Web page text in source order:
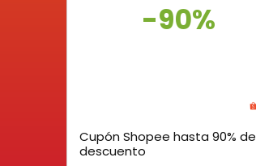
-90%
Cupón Shopee hasta 90% de
descuento